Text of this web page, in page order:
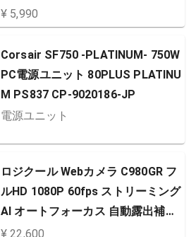
¥ 5,990
Corsair SF750 -PLATINUM- 750W
PC電源ユニット 80PLUS PLATINU
M PS837 CP-9020186-JP
電源ユニット
ロジクール Webカメラ C980GR フ
ルHD 1080P 60fps ストリーミング
AI オートフォーカス 自動露出補正
手ブレ USB Type-C ウェブカメラ
¥ 22,600